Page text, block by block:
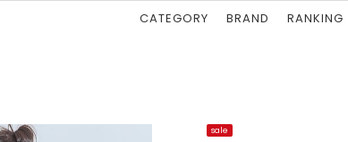
CATEGORY BRAND RANKING
sale